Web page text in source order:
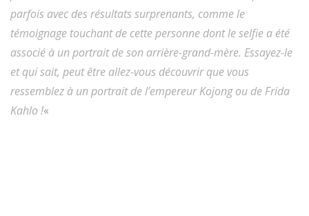
parfois avec des résultats surprenants, comme le
témoignage touchant de cette personne dont le selfie a été
associé à un portrait de son arrière-grand-mère. Essayez-le
et qui sait, peut être allez-vous découvrir que vous
ressemblez à un portrait de l’empereur Kojong ou de Frida
Kahlo !«